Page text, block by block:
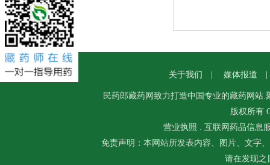
关于我们 媒体报道
民药郎藏药网致力打造中国专业的藏药网站
版权所有
营业执照
互联网药品信息
免责声明：本网站所发表内容、图片、文字
请在发现之